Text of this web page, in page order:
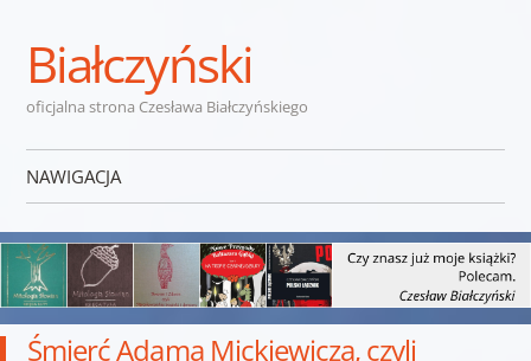
Białczyński
oficjalna strona Czesława Białczyńskiego
NAWIGACJA
Śmierć Adama Mickiewicza, czyli